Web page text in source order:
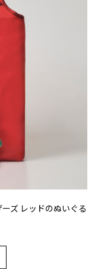
ズ レッドのぬいぐる